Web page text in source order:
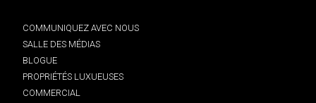
COMMUNIQUEZ AVEC NOUS
SALLE DES MÉDIAS
BLOGUE
PROPRIÉTÉS LUXUEUSES
COMMERCIAL